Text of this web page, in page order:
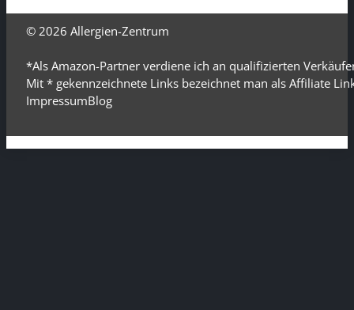
© 2026 Allergien-Zentrum
*Als Amazon-Partner verdiene ich an qualifizierten
Mit * gekennzeichnete Links bezeichnet man als Affiliate
ImpressumBlog